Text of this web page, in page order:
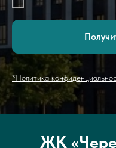
*Политика
ЖК